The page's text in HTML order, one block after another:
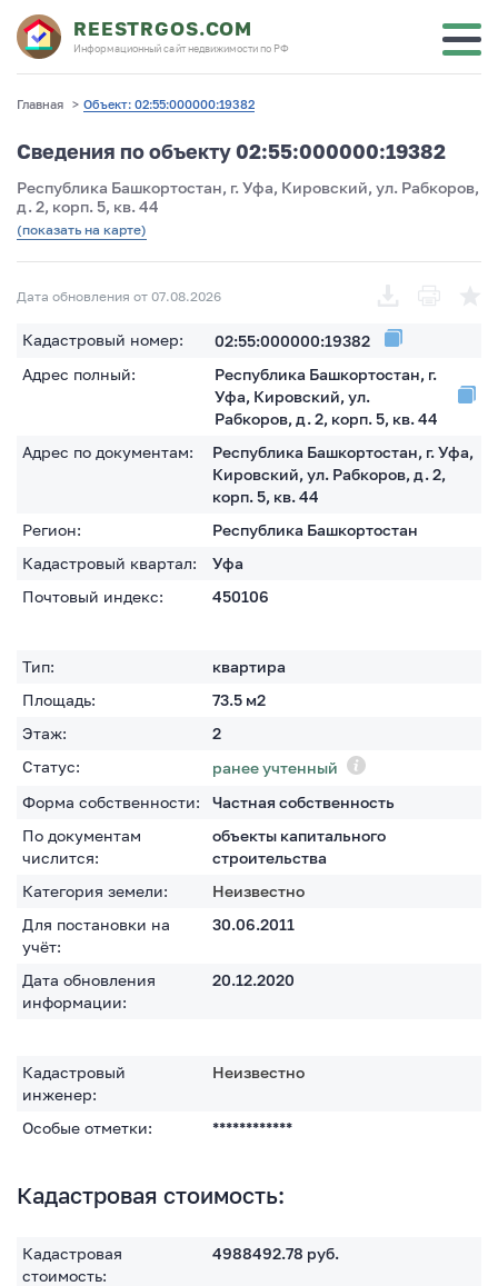
REESTRGOS.COM
Информационный сайт недвижимости по РФ
Главная > Объект: 02:55:000000:19382
Сведения по объекту 02:55:000000:19382
Республика Башкортостан, г. Уфа, Кировский, ул. Рабкоров,
д. 2, корп. 5, кв. 44
(показать на карте)
Дата обновления от 07.08.2026
Кадастровый номер:
02:55:000000:19382
Адрес полный:
Республика Башкортостан, г.
Уфа, Кировский, ул.
Рабкоров, д. 2, корп. 5, кв. 44
Адрес по документам:
Республика Башкортостан, г. Уфа,
Кировский, ул. Рабкоров, д. 2,
корп. 5, кв. 44
Регион:
Республика Башкортостан
Кадастровый квартал:
Уфа
Почтовый индекс:
450106
Тип:
квартира
Площадь:
73.5 м2
Этаж:
2
Статус:
ранее учтенный
Форма собственности:
Частная собственность
По документам
числится:
объекты капитального
строительства
Категория земели:
Неизвестно
Для постановки на
учёт:
30.06.2011
Дата обновления
информации:
20.12.2020
Кадастровый
инженер:
Неизвестно
Особые отметки: ************
Кадастровая стоимость:
Кадастровая
стоимость:
4988492.78 руб.